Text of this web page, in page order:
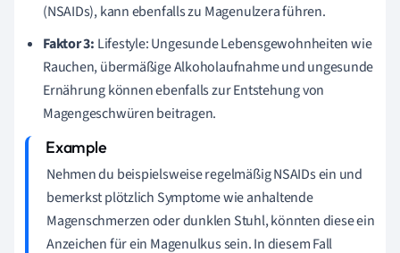
(NSAIDs), kann ebenfalls zu Magenulzera führen.
Faktor 3: Lifestyle: Ungesunde Lebensgewohnheiten wie
Rauchen, übermäßige Alkoholaufnahme und ungesunde
Ernährung können ebenfalls zur Entstehung von
Magengeschwüren beitragen.
Nehmen du beispielsweise regelmäßig NSAIDs ein und
bemerkst plötzlich Symptome wie anhaltende
Magenschmerzen oder dunklen Stuhl, könnten diese ein
Anzeichen für ein Magenulkus sein. In diesem Fall